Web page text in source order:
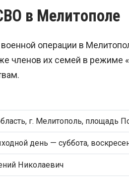
в Мелитополе
операции в
членов их семей в режиме
г. Мелитополь, площадь
день — суббота,
Николаевич